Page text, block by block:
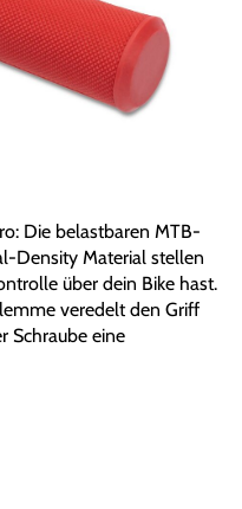
Die belastbaren MTB-
Density Material stellen
über dein Bike hast.
veredelt den Griff
Schraube eine